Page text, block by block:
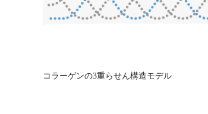
コラーゲンの3重らせん構造モデル